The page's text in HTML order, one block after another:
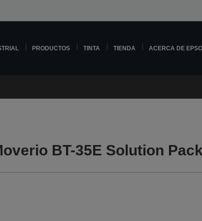
PRODUCTOS TINTA TIENDA ACERCA DE
BT-35E Solution